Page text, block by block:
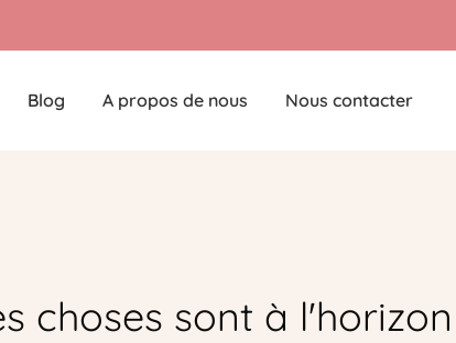
Blog A propos de nous Nous contacter
choses sont à l'horizon